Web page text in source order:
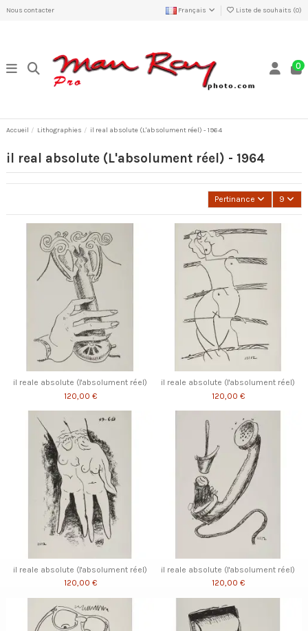
Nous contacter Français Liste de souhaits (0)
0
Accueil Lithographies il real absolute (L'absolument réel) - 1964
il real absolute (L'absolument réel) - 1964
Pertinance 9
il reale absolute (l'absolument réel)
120,00 €
il reale absolute (l'absolument réel)
120,00 €
il reale absolute (l'absolument réel)
120,00 €
il reale absolute (l'absolument réel)
120,00 €